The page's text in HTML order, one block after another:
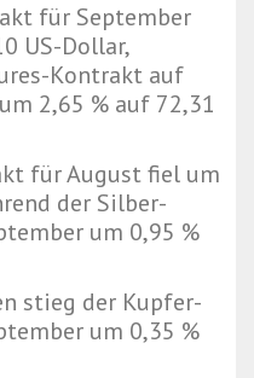
für September
US-Dollar,
Kontrakt auf
2,65 % auf 72,31
für August fiel um
der Silber-
um 0,95 %
stieg der Kupfer-
um 0,35 %